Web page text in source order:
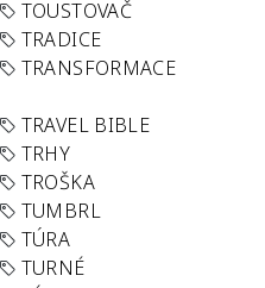
TOUSTOVAČ
TRADICE
TRANSFORMACE
TRAVEL BIBLE
TRHY
TROŠKA
TUMBRL
TÚRA
TURNÉ